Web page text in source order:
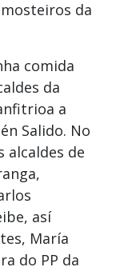
da
comida
da
a
Salido. No
de
así
María
do PP da